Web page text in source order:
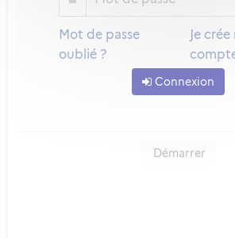
Mot de passe
oublié ?
Je
Connexion
Démarrer